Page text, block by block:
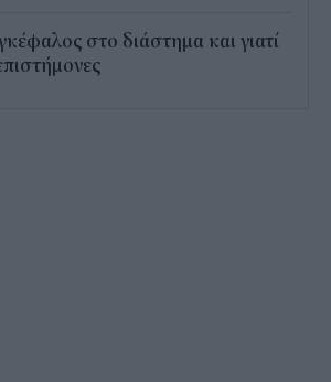
στο διάστημα και γιατί